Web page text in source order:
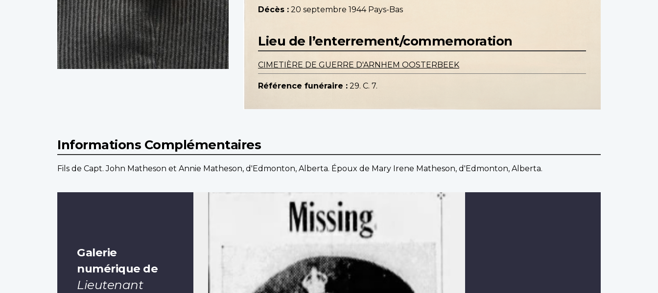
Décès : 20 septembre 1944 Pays-Bas
Lieu de l’enterrement/commemoration
CIMETIÈRE DE GUERRE D'ARNHEM OOSTERBEEK
Référence funéraire : 29. C. 7.
Informations Complémentaires
Fils de Capt. John Matheson et Annie Matheson, d'Edmonton, Alberta. Époux de Mary Irene Matheson, d'Edmonton, Alberta.
Galerie
numérique de
Lieutenant